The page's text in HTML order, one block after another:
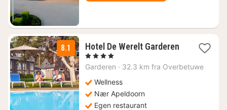
8.1
Hotel De Werelt Garderen
1
natt
1529
kr.
, 4 Stjerner
Garderen · 32.3 km fra Overbetuwe
Wellness
Nær Apeldoorn
Egen restaurant